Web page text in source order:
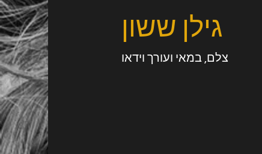
גילן ששון
צלם, במאי ועורך וידאו